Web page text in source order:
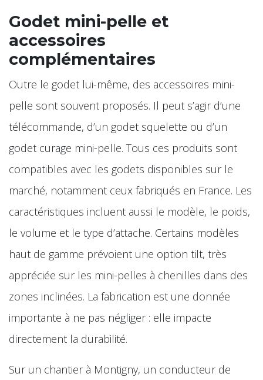
Godet mini-pelle et
accessoires
complémentaires
Outre le godet lui-même, des accessoires mini-
pelle sont souvent proposés. Il peut s’agir d’une
télécommande, d’un godet squelette ou d’un
godet curage mini-pelle. Tous ces produits sont
compatibles avec les godets disponibles sur le
marché, notamment ceux fabriqués en France. Les
caractéristiques incluent aussi le modèle, le poids,
le volume et le type d’attache. Certains modèles
haut de gamme prévoient une option tilt, très
appréciée sur les mini-pelles à chenilles dans des
zones inclinées. La fabrication est une donnée
importante à ne pas négliger : elle impacte
directement la durabilité.
Sur un chantier à Montigny, un conducteur de